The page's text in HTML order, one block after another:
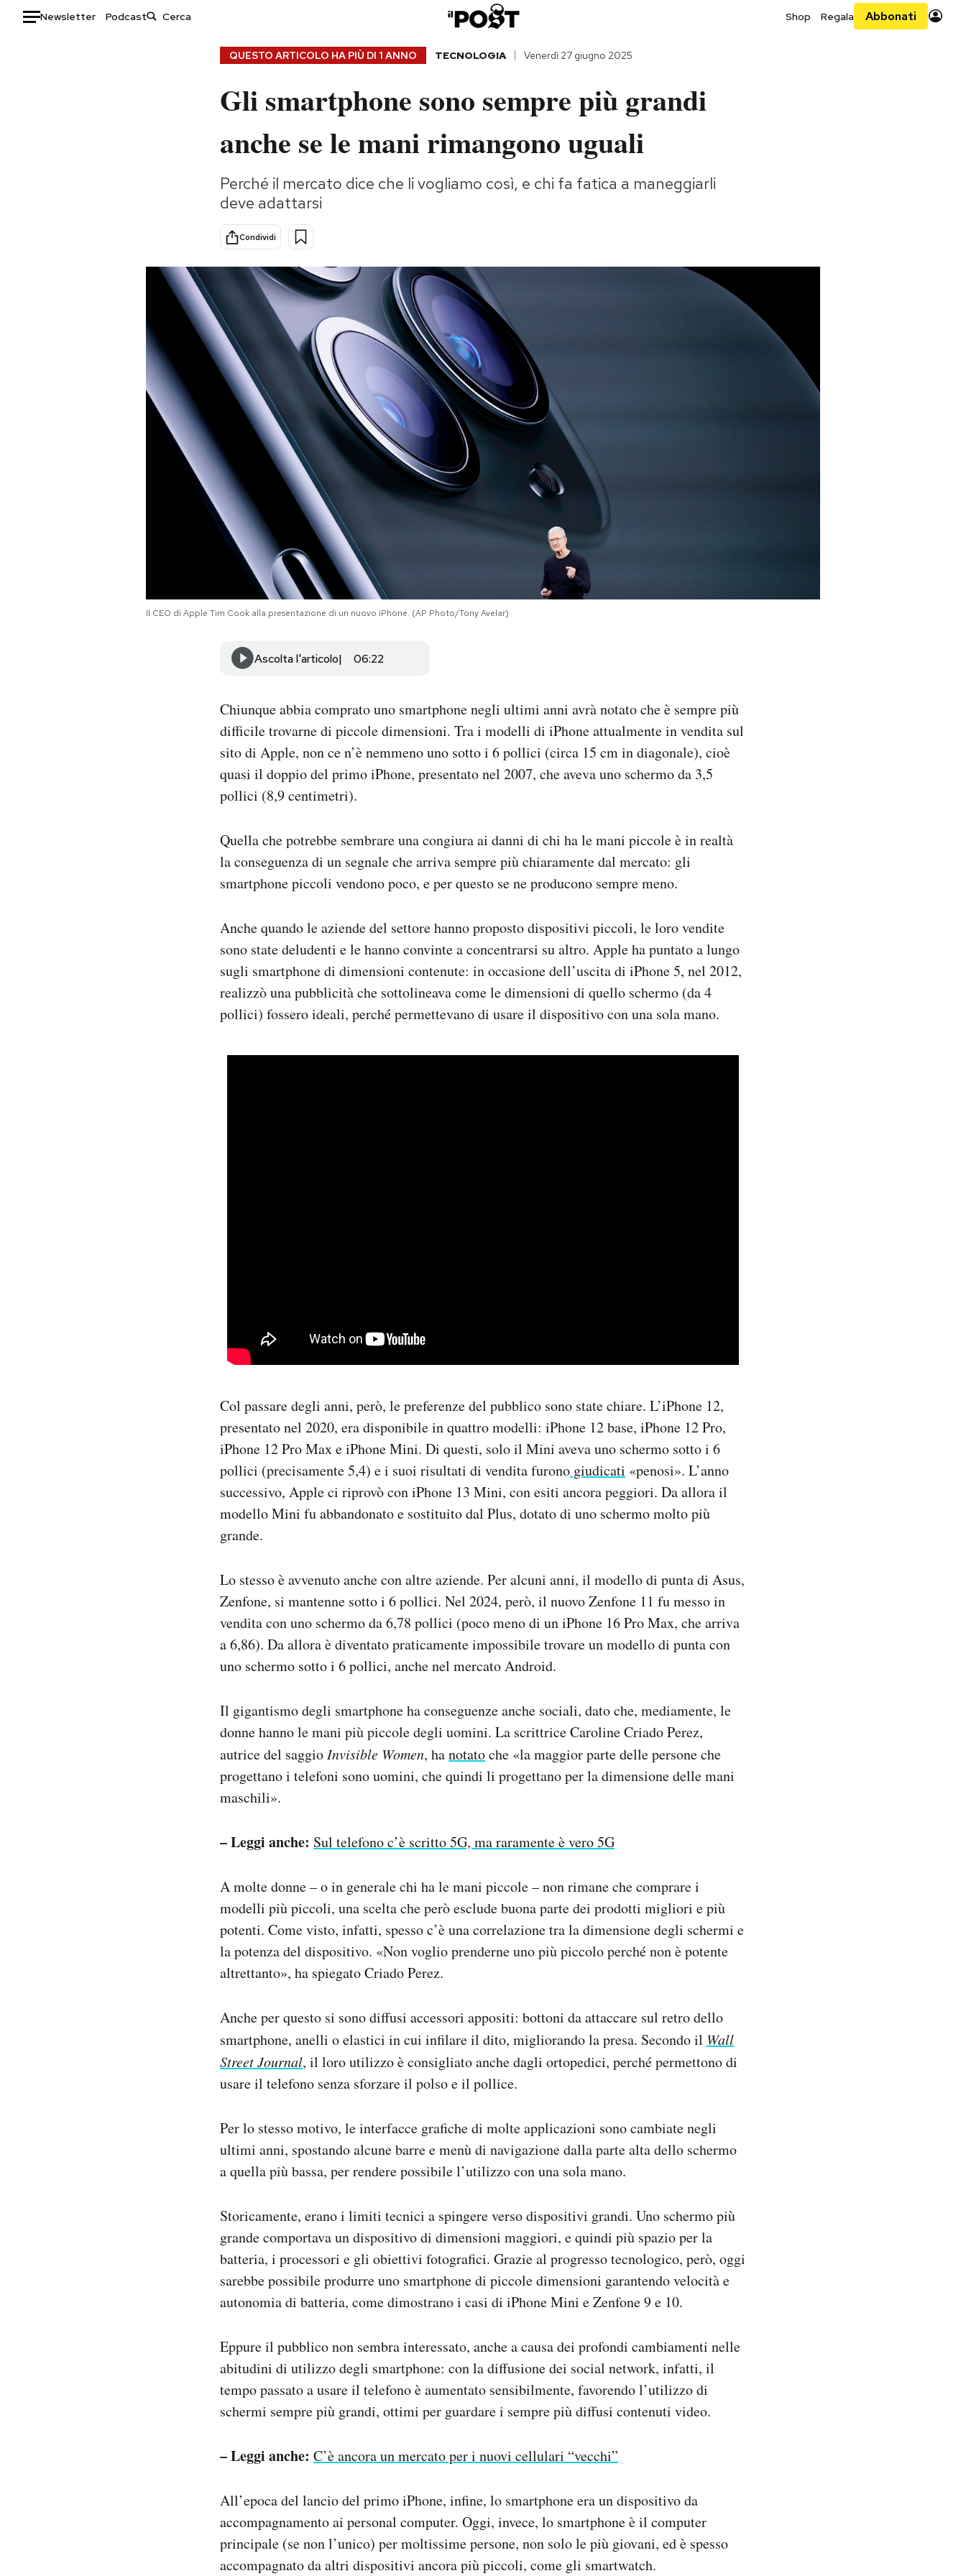
Newsletter Podcast Shop Regala Abbonati
Storie/Idee
Ok Boomer!
Altrecose
Mondiali calcio 2026
QUESTO ARTICOLO HA PIÙ DI 1 ANNO TECNOLOGIA Venerdì 27 giugno 2025
Gli smartphone sono sempre più grandi
anche se le mani rimangono uguali
Perché il mercato dice che li vogliamo così, e chi fa fatica a maneggiarli
deve adattarsi
Condividi
Il CEO di Apple Tim Cook alla presentazione di un nuovo iPhone. (AP Photo/Tony Avelar)
Ascolta l'articolo 06:22
Chiunque abbia comprato uno smartphone negli ultimi anni avrà notato che è sempre più
difficile trovarne di piccole dimensioni. Tra i modelli di iPhone attualmente in vendita sul
sito di Apple, non ce n’è nemmeno uno sotto i 6 pollici (circa 15 cm in diagonale), cioè
quasi il doppio del primo iPhone, presentato nel 2007, che aveva uno schermo da 3,5
pollici (8,9 centimetri).
Quella che potrebbe sembrare una congiura ai danni di chi ha le mani piccole è in realtà
la conseguenza di un segnale che arriva sempre più chiaramente dal mercato: gli
smartphone piccoli vendono poco, e per questo se ne producono sempre meno.
Anche quando le aziende del settore hanno proposto dispositivi piccoli, le loro vendite
sono state deludenti e le hanno convinte a concentrarsi su altro. Apple ha puntato a lungo
sugli smartphone di dimensioni contenute: in occasione dell’uscita di iPhone 5, nel 2012,
realizzò una pubblicità che sottolineava come le dimensioni di quello schermo (da 4
pollici) fossero ideali, perché permettevano di usare il dispositivo con una sola mano.
Col passare degli anni, però, le preferenze del pubblico sono state chiare. L’iPhone 12,
presentato nel 2020, era disponibile in quattro modelli: iPhone 12 base, iPhone 12 Pro,
iPhone 12 Pro Max e iPhone Mini. Di questi, solo il Mini aveva uno schermo sotto i 6
pollici (precisamente 5,4) e i suoi risultati di vendita furono giudicati «penosi». L’anno
successivo, Apple ci riprovò con iPhone 13 Mini, con esiti ancora peggiori. Da allora il
modello Mini fu abbandonato e sostituito dal Plus, dotato di uno schermo molto più
grande.
Lo stesso è avvenuto anche con altre aziende. Per alcuni anni, il modello di punta di Asus,
Zenfone, si mantenne sotto i 6 pollici. Nel 2024, però, il nuovo Zenfone 11 fu messo in
vendita con uno schermo da 6,78 pollici (poco meno di un iPhone 16 Pro Max, che arriva
a 6,86). Da allora è diventato praticamente impossibile trovare un modello di punta con
uno schermo sotto i 6 pollici, anche nel mercato Android.
Il gigantismo degli smartphone ha conseguenze anche sociali, dato che, mediamente, le
donne hanno le mani più piccole degli uomini. La scrittrice Caroline Criado Perez,
autrice del saggio Invisible Women, hanotatoche «la maggior parte delle persone che
progettano i telefoni sono uomini, che quindi li progettano per la dimensione delle mani
maschili».
– Leggi anche: Sul telefono c’è scritto 5G, ma raramente è vero 5G
A molte donne – o in generale chi ha le mani piccole – non rimane che comprare i
modelli più piccoli, una scelta che però esclude buona parte dei prodotti migliori e più
potenti. Come visto, infatti, spesso c’è una correlazione tra la dimensione degli schermi e
la potenza del dispositivo. «Non voglio prenderne uno più piccolo perché non è potente
altrettanto», ha spiegato Criado Perez.
Anche per questo si sono diffusi accessori appositi: bottoni da attaccare sul retro dello
smartphone, anelli o elastici in cui infilare il dito, migliorando la presa. Secondo il Wall
Street Journal, il loro utilizzo è consigliato anche dagli ortopedici, perché permettono di
usare il telefono senza sforzare il polso e il pollice.
Per lo stesso motivo, le interfacce grafiche di molte applicazioni sono cambiate negli
ultimi anni, spostando alcune barre e menù di navigazione dalla parte alta dello schermo
a quella più bassa, per rendere possibile l’utilizzo con una sola mano.
Storicamente, erano i limiti tecnici a spingere verso dispositivi grandi. Uno schermo più
grande comportava un dispositivo di dimensioni maggiori, e quindi più spazio per la
batteria, i processori e gli obiettivi fotografici. Grazie al progresso tecnologico, però, oggi
sarebbe possibile produrre uno smartphone di piccole dimensioni garantendo velocità e
autonomia di batteria, come dimostrano i casi di iPhone Mini e Zenfone 9 e 10.
Eppure il pubblico non sembra interessato, anche a causa dei profondi cambiamenti nelle
abitudini di utilizzo degli smartphone: con la diffusione dei social network, infatti, il
tempo passato a usare il telefono è aumentato sensibilmente, favorendo l’utilizzo di
schermi sempre più grandi, ottimi per guardare i sempre più diffusi contenuti video.
– Leggi anche: C’è ancora un mercato per i nuovi cellulari “vecchi”
All’epoca del lancio del primo iPhone, infine, lo smartphone era un dispositivo da
accompagnamento ai personal computer. Oggi, invece, lo smartphone è il computer
principale (se non l’unico) per moltissime persone, non solo le più giovani, ed è spesso
accompagnato da altri dispositivi ancora più piccoli, come gli smartwatch.